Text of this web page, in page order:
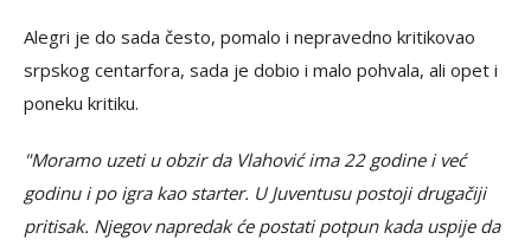
Alegri je do sada često, pomalo i nepravedno kritikovao
srpskog centarfora, sada je dobio i malo pohvala, ali opet i
poneku kritiku.
"Moramo uzeti u obzir da Vlahović ima 22 godine i već
godinu i po igra kao starter. U Juventusu postoji drugačiji
pritisak. Njegov napredak će postati potpun kada uspije da